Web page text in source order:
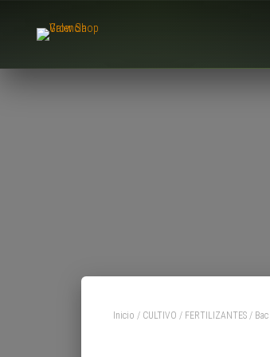
Inicio / CULTIVO / FERTILIZANTES / Bac